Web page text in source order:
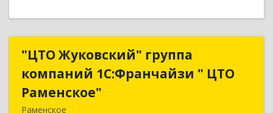
"ЦТО Жуковский" группа
компаний 1С:Франчайзи " ЦТО
Раменское"
Раменское
"ЦТО Жуковский" группа
компаний 1С:Франчайзи " ЦТО